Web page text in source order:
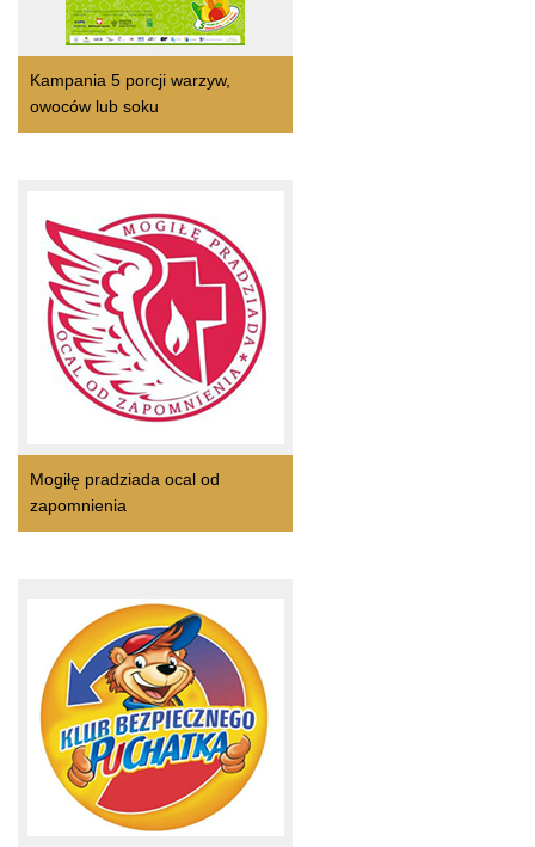
Kampania 5 porcji warzyw,
owoców lub soku
Mogiłę pradziada ocal od
zapomnienia